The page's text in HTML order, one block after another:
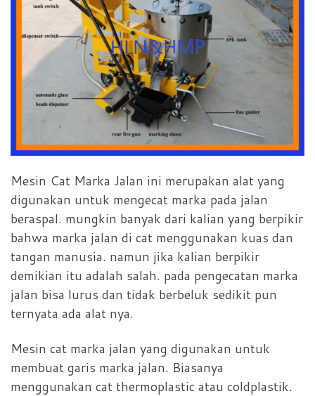
Mesin Cat Marka Jalan ini merupakan alat yang
digunakan untuk mengecat marka pada jalan
beraspal. mungkin banyak dari kalian yang berpikir
bahwa marka jalan di cat menggunakan kuas dan
tangan manusia. namun jika kalian berpikir
demikian itu adalah salah. pada pengecatan marka
jalan bisa lurus dan tidak berbeluk sedikit pun
ternyata ada alat nya.
Mesin cat marka jalan yang digunakan untuk
membuat garis marka jalan. Biasanya
menggunakan cat thermoplastic atau coldplastik.